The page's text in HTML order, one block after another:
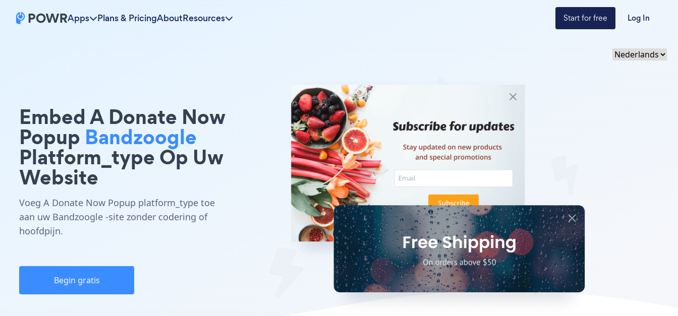
Apps Plans & PricingAboutResources Start for free Log In
Embed A Donate Now
Popup Bandzoogle
Platform_type Op Uw
Website
Voeg A Donate Now Popup platform_type toe
aan uw Bandzoogle -site zonder codering of
hoofdpijn.
Begin gratis